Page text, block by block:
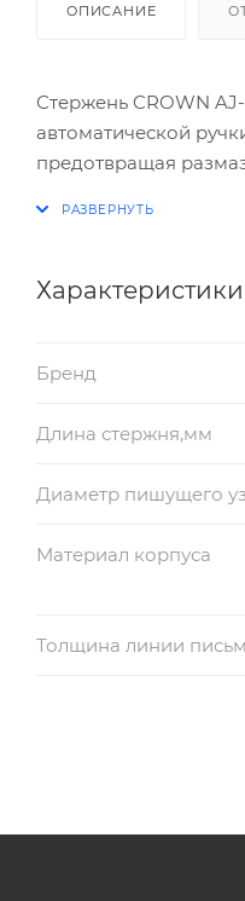
ОПИСАНИЕ
Стержень CROWN
автоматической
предотвращая
Характеристики
Бренд
Длина стержня,мм
Диаметр пишущего
Материал корпуса
Толщина линии